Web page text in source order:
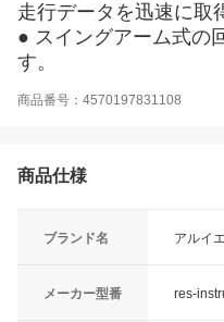
走行データを迅速に取
● スイングアーム式の
す。
商品番号：4570197831108
商品仕様
ブランド名 アルイ
メーカー型番 res-